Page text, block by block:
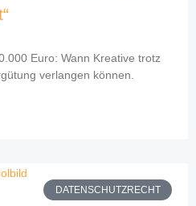
Euro: Wann Kreative trotz
verlangen können.
DATENSCHUTZRECHT